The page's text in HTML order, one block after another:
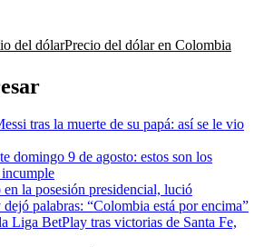
del dólarPrecio del dólar en Colombia
tras la muerte de su papá: así se le vio
domingo 9 de agosto: estos son los
la posesión presidencial, lució
dejó palabras: “Colombia está por encima”
Liga BetPlay tras victorias de Santa Fe,